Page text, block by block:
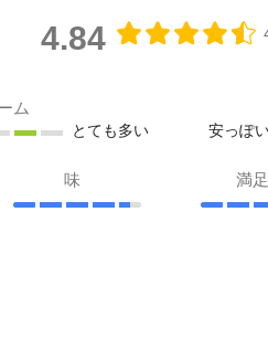
4.84
ム
とても多い 安っぽ
味 満